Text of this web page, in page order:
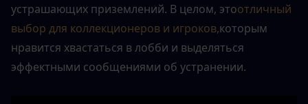
устрашающих приземлений. В целом, этоотличный
выбор для коллекционеров и игроков,которым
нравится хвастаться в лобби и выделяться
эффектными сообщениями об устранении.